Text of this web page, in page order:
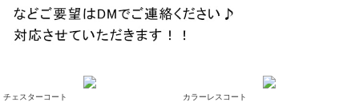
チェスターコート カラーレスコート